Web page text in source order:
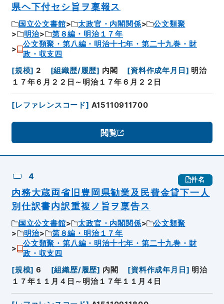
県ヘ下付セシ旨ヲ稟報ス
国立公文書館 太政官・内閣関係
公文類聚
明治
第８編・明治１７年
公文類聚・第八編・明治十七年・第二十九巻・財
政・収支四
[規模] 2 [組織歴/履歴] 内閣 [資料作成年月日 ] 明治
１７年６月２２日～明治１７年６月２２日
[レファレンスコード] A15110911700
閲覧
4 件名
内務大蔵両省旧豊岡県勧業及民費金貸下一人
別仕訳書内訳重複ノ旨ヲ稟告ス
国立公文書館 太政官・内閣関係
公文類聚
明治
第８編・明治１７年
公文類聚・第八編・明治十七年・第二十九巻・財
政・収支四
[規模] 6 [組織歴/履歴] 内閣 [資料作成年月日 ] 明治
１７年１１月４日～明治１７年１１月４日